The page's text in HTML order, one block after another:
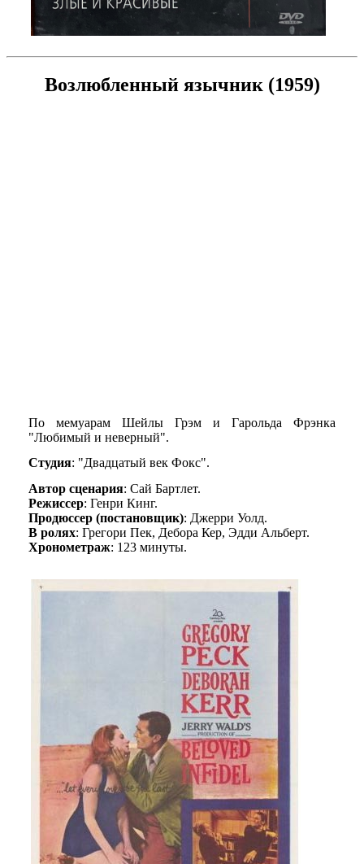
Возлюбленный язычник (1959)
По мемуарам Шейлы Грэм и Гарольда Фрэнка
"Любимый и неверный".
Студия: "Двадцатый век Фокс".
Автор сценария: Сай Бартлет.
Режиссер: Генри Кинг.
Продюссер (постановщик): Джерри Уолд.
В ролях: Грегори Пек, Дебора Кер, Эдди Альберт.
Хронометраж: 123 минуты.